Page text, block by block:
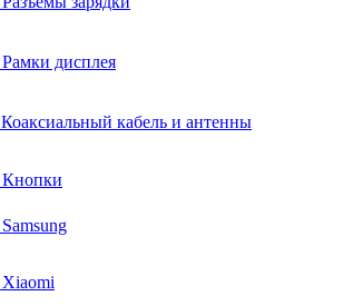
Рамки дисплея
Коаксиальный кабель и антенны
Кнопки
Samsung
Xiaomi